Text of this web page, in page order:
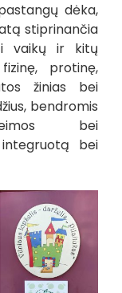
dėka,
stiprinančia
vaikų ir kitų
protinę,
žinias bei
bendromis
bei
bei